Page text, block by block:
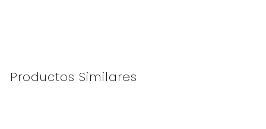
Productos Similares